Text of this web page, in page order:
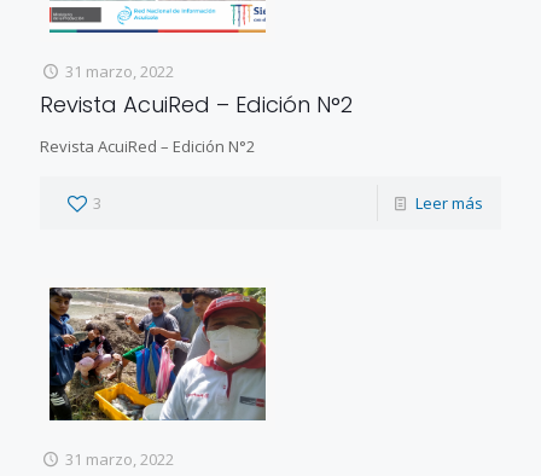
31 marzo, 2022
Revista AcuiRed – Edición N°2
Revista AcuiRed – Edición N°2
3 Leer más
31 marzo, 2022